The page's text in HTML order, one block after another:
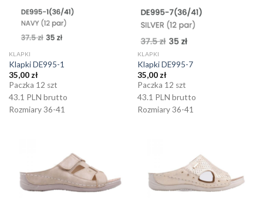
KLAPKI
Klapki DE995-1
35,00 zł
Paczka 12 szt
43.1 PLN brutto
Rozmiary 36-41
KLAPKI
Klapki DE995-7
35,00 zł
Paczka 12 szt
43.1 PLN brutto
Rozmiary 36-41